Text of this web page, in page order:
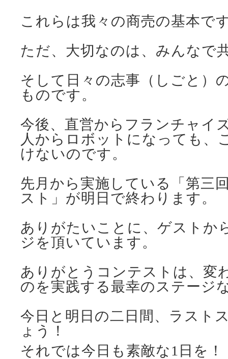
これらは我々の商売の基本で
ただ、大切なのは、みんなで
そして日々の志事（しごと）
ものです。
今後、直営からフランチャイ
人からロボットになっても、
けないのです。
先月から実施している「第三
スト」が明日で終わります。
ありがたいことに、ゲストか
ジを頂いています。
ありがとうコンテストは、変
のを実践する最幸のステージ
今日と明日の二日間、ラスト
ょう！
それでは今日も素敵な1日を！